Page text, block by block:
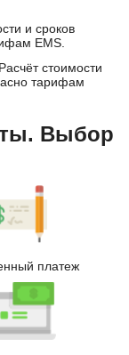
и сроков
EMS.
Расчёт стоимости
тарифам
Выбор
платеж